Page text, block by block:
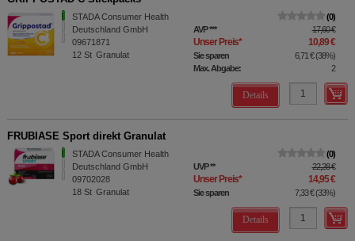
STADA Consumer Health
Deutschland GmbH
09671871
12 St Granulat
0
AVP*** 17,60 €
Unser Preis* 10,89 €
Sie sparen 6,71 €(38%)
Max. Abgabe:
2
Details
FRUBIASE Sport direkt Granulat
STADA Consumer Health
Deutschland GmbH
09702028
18 St Granulat
0
UVP** 22,28 €
Unser Preis* 14,95 €
Sie sparen 7,33 €(33%)
Details